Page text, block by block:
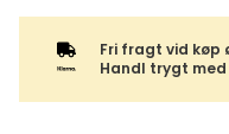
Fri fragt vid køp
Handl trygt med